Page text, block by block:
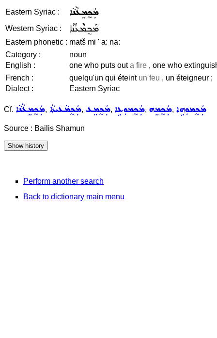
Eastern Syriac : ܡܲܟ̰ܡܸܥܵܢܵܐ
Western Syriac : ܡܰܟ̰ܡܶܥܳܢܳܐ
Eastern phonetic : matš mi ' a: na:
Category :
noun
English :
one who puts outa fire , one who
French :
quelqu'un qui éteint un feu , un éteigneur ;
Dialect :
Eastern Syriac
Cf. ܡܲܟ̰ܡܸܥܵܢܵܐ, ܡܲܟ̰ܡܵܥܝܬܵܐ, ܡܲܟ̰ܡܸܥ, ܡܲܟ̰ܡܘܼܥܹܐ, ܡܲܟ̰ܡܸܗ, ܡܲܟ̰ܡܘܼܗܹܐ
Source : Bailis Shamun
Perform another search
Back to dictionary main menu